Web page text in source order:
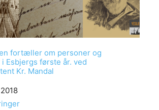
fortæller om personer og
Esbjergs første år. ved
Kr. Mandal